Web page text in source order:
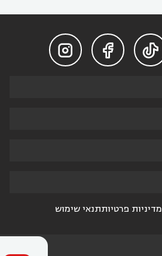



מדיניות פרטיותתנאי שימוש